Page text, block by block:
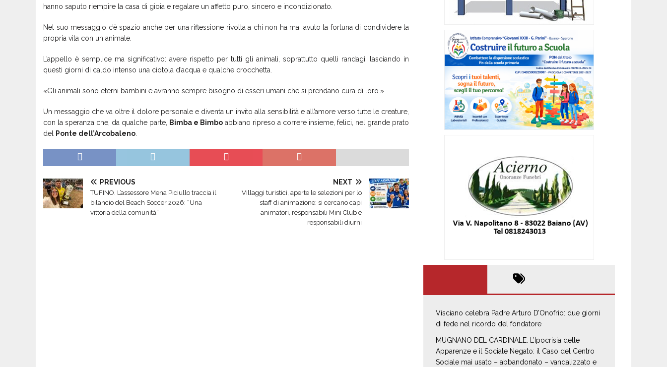
hanno saputo riempire la casa di gioia e regalare un affetto puro, sincero e incondizionato.
Nel suo messaggio c’è spazio anche per una riflessione rivolta a chi non ha mai avuto la fortuna di condividere la
propria vita con un animale.
L’appello è semplice ma significativo: avere rispetto per tutti gli animali, soprattutto quelli randagi, lasciando in
questi giorni di caldo intenso una ciotola d’acqua e qualche crocchetta.
«Gli animali sono eterni bambini e avranno sempre bisogno di esseri umani che si prendano cura di loro.»
Un messaggio che va oltre il dolore personale e diventa un invito alla sensibilità e all’amore verso tutte le creature,
con la speranza che, da qualche parte,
Bimba e Bimbo abbiano ripreso a correre insieme, felici, nel grande prato
del
Ponte dell’Arcobaleno
PREVIOUS
TUFINO. L’assessore Mena Piciullo traccia il
bilancio del Beach Soccer 2026: “Una
vittoria della comunità”
NEXT
Villaggi turistici, aperte le selezioni per lo
staff di animazione: si cercano capi
animatori, responsabili Mini Club e
responsabili diurni
Visciano celebra Padre Arturo D’Onofrio: due giorni
di fede nel ricordo del fondatore
MUGNANO DEL CARDINALE. L’Ipocrisia delle
Apparenze e il Sociale Negato: il Caso del Centro
Sociale mai usato – abbandonato – vandalizzato e